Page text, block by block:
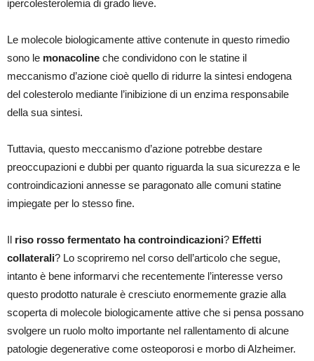
ipercolesterolemia di grado lieve.
Le molecole biologicamente attive contenute in questo rimedio
sono le monacoline che condividono con le statine il
meccanismo d’azione cioè quello di ridurre la sintesi endogena
del colesterolo mediante l’inibizione di un enzima responsabile
della sua sintesi.
Tuttavia, questo meccanismo d’azione potrebbe destare
preoccupazioni e dubbi per quanto riguarda la sua sicurezza e le
controindicazioni annesse se paragonato alle comuni statine
impiegate per lo stesso fine.
Il riso rosso fermentato ha controindicazioni? Effetti
collaterali? Lo scopriremo nel corso dell’articolo che segue,
intanto è bene informarvi che recentemente l’interesse verso
questo prodotto naturale è cresciuto enormemente grazie alla
scoperta di molecole biologicamente attive che si pensa possano
svolgere un ruolo molto importante nel rallentamento di alcune
patologie degenerative come osteoporosi e morbo di Alzheimer.